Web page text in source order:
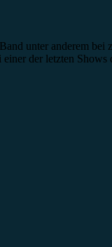
unter anderem bei
der letzten